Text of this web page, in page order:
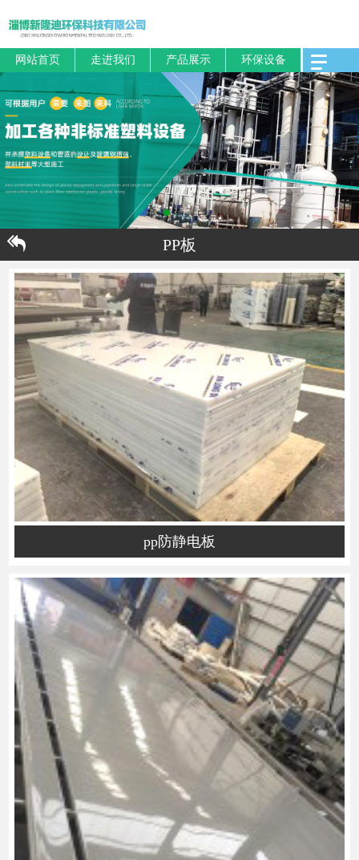
网站首页 走进我们 产品展示 环保设备
PP板
pp防静电板